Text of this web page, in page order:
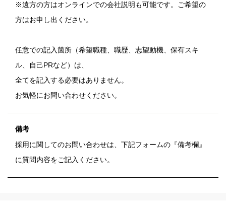
※遠方の方はオンラインでの会社説明も可能です。ご希望の
方はお申し出ください。
任意での記入箇所（希望職種、職歴、志望動機、保有スキ
ル、自己PRなど）は、
全てを記入する必要はありません。
お気軽にお問い合わせください。
備考
採用に関してのお問い合わせは、下記フォームの『備考欄』
に質問内容をご記入ください。